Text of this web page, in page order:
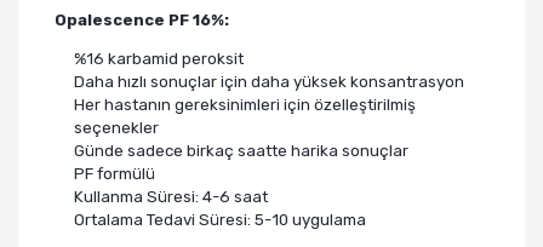
Opalescence PF 16%:
%16 karbamid peroksit
Daha hızlı sonuçlar için daha yüksek konsantrasyon
Her hastanın gereksinimleri için özelleştirilmiş
seçenekler
Günde sadece birkaç saatte harika sonuçlar
PF formülü
Kullanma Süresi: 4-6 saat
Ortalama Tedavi Süresi: 5-10 uygulama​